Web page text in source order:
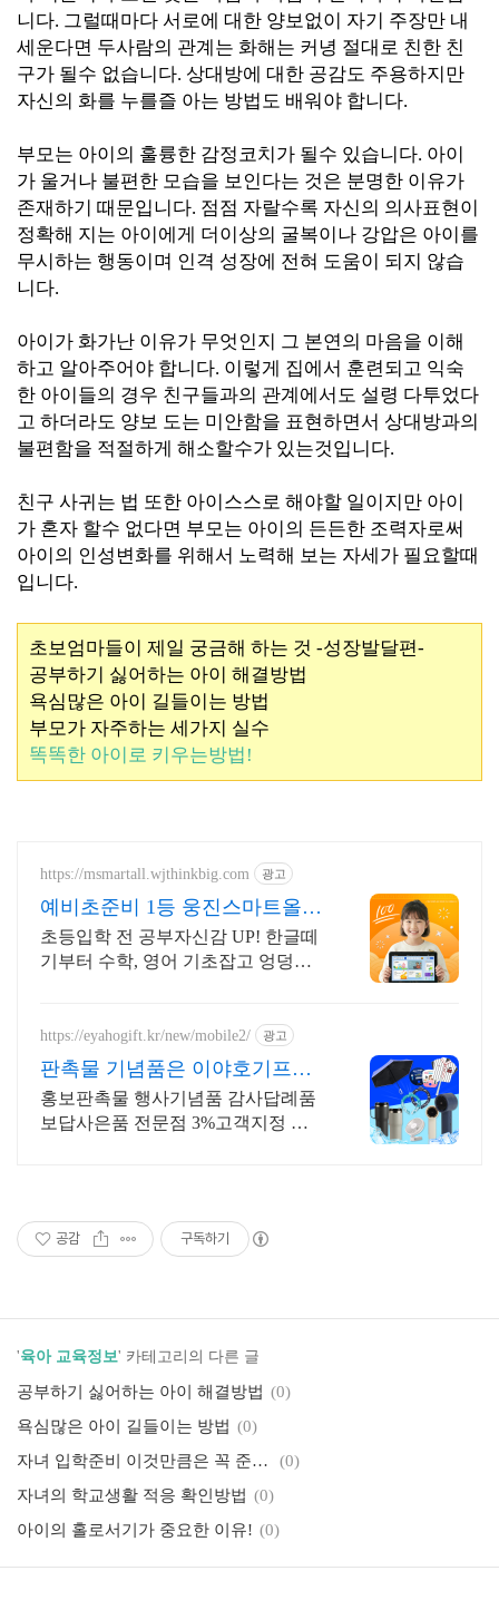
니다. 그럴때마다 서로에 대한 양보없이 자기 주장만 내
세운다면 두사람의 관계는 화해는 커녕 절대로 친한 친
구가 될수 없습니다. 상대방에 대한 공감도 주용하지만
자신의 화를 누를즐 아는 방법도 배워야 합니다.
부모는 아이의 훌륭한 감정코치가 될수 있습니다. 아이
가 울거나 불편한 모습을 보인다는 것은 분명한 이유가
존재하기 때문입니다. 점점 자랄수록 자신의 의사표현이
정확해 지는 아이에게 더이상의 굴복이나 강압은 아이를
무시하는 행동이며 인격 성장에 전혀 도움이 되지 않습
니다.
아이가 화가난 이유가 무엇인지 그 본연의 마음을 이해
하고 알아주어야 합니다. 이렇게 집에서 훈련되고 익숙
한 아이들의 경우 친구들과의 관계에서도 설령 다투었다
고 하더라도 양보 도는 미안함을 표현하면서 상대방과의
불편함을 적절하게 해소할수가 있는것입니다.
친구 사귀는 법 또한 아이스스로 해야할 일이지만 아이
가 혼자 할수 없다면 부모는 아이의 든든한 조력자로써
아이의 인성변화를 위해서 노력해 보는 자세가 필요할때
입니다.
초보엄마들이 제일 궁금해 하는 것 -성장발달편-
공부하기 싫어하는 아이 해결방법
욕심많은 아이 길들이는 방법
부모가 자주하는 세가지 실수
똑똑한 아이로 키우는방법!
https://msmartall.wjthinkbig.com 광고
예비초준비 1등 웅진스마트올
초등입학 전 공부준비 끝!
초등입학 전 공부자신감 UP! 한글떼
기부터 수학, 영어 기초잡고 엉덩이
입학 전 공부준비 끝!
https://eyahogift.kr/new/mobile2/ 광고
판촉물 기념품은 이야호기프트
소량카드 환영 무료시안 가능
홍보판촉물 행사기념품 감사답례품
보답사은품 전문점 3%고객지정 사
공감 구독하기
'육아 교육정보' 카테고리의 다른 글
공부하기 싫어하는 아이 해결방법 (0)
욕심많은 아이 길들이는 방법 (0)
자녀 입학준비 이것만큼은 꼭 준비하자 -초등학교
(0)
자녀의 학교생활 적응 확인방법 (0)
아이의 홀로서기가 중요한 이유! (0)